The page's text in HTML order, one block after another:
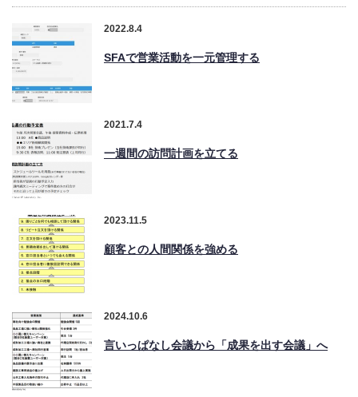
2022.8.4
SFAで営業活動を一元管理する
2021.7.4
一週間の訪問計画を立てる
2023.11.5
顧客との人間関係を強める
2024.10.6
言いっぱなし会議から「成果を出す会議」へ
企業診断ニュース2021年5月号 ウィズコロナ時代の営業
力強化支援
企業診断 2019年10月号 売上アップ！中小企業とコンサ
ルタントのための営業力強化支援
会員の著作